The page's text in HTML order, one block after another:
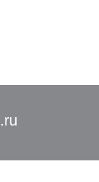
.ru